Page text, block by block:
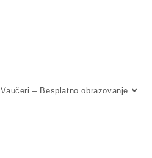
Vaučeri – Besplatno obrazovanje